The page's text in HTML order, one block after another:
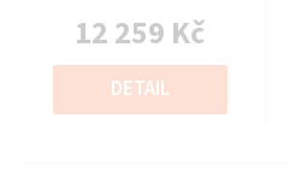
0,0
5
hvězdiček.
12 259 Kč
Měrná
cena:
DETAIL